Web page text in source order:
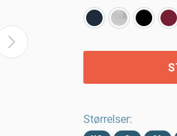
Størrelser: